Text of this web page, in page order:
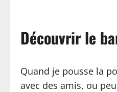
Découvrir le
Quand je pousse la
avec des amis, ou